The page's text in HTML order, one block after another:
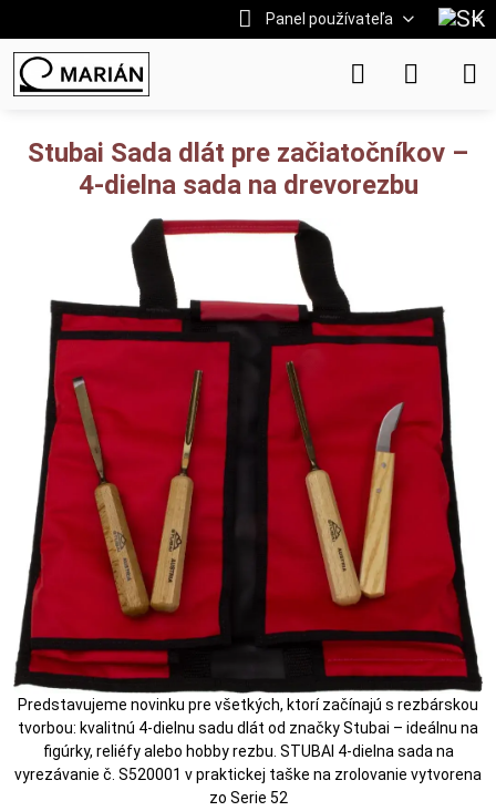
Panel používateľa
Stubai Sada dlát pre začiatočníkov –
4-dielna sada na drevorezbu
Predstavujeme novinku pre všetkých, ktorí začínajú s rezbárskou
tvorbou: kvalitnú 4-dielnu sadu dlát od značky Stubai – ideálnu na
figúrky, reliéfy alebo hobby rezbu. STUBAI 4-dielna sada na
vyrezávanie č. S520001 v praktickej taške na zrolovanie vytvorena
zo Serie 52